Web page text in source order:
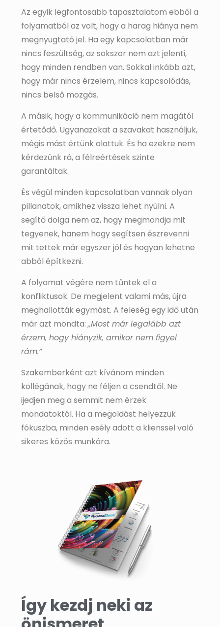
Az egyik legfontosabb tapasztalatom ebből a
folyamatból az volt, hogy a harag hiánya nem
megnyugtató jel. Ha egy kapcsolatban már
nincs feszültség, az sokszor nem azt jelenti,
hogy minden rendben van. Sokkal inkább azt,
hogy már nincs érzelem, nincs kapcsolódás,
nincs belső mozgás.
A másik, hogy a kommunikáció nem magától
értetődő. Ugyanazokat a szavakat használjuk,
mégis mást értünk alattuk. És ha ezekre nem
kérdezünk rá, a félreértések szinte
garantáltak.
És végül minden kapcsolatban vannak olyan
pillanatok, amikhez vissza lehet nyúlni. A
segítő dolga nem az, hogy megmondja mit
tegyenek, hanem hogy segítsen észrevenni
mit tettek már egyszer jól és hogyan lehetne
abból építkezni.
A folyamat végére nem tűntek el a
konfliktusok. De megjelent valami más, újra
meghallották egymást. A feleség egy idő után
már azt mondta:„Most már legalább azt
érzem, hogy hiányzik, amikor nem figyel
rám.”
Szakemberként azt kívánom minden
kollégának, hogy ne féljen a csendtől. Ne
ijedjen meg a semmit nem érzek
mondatoktól. Ha a megoldást helyezzük
fókuszba, minden esély adott a klienssel való
sikeres közös munkára.
Így kezdj neki az